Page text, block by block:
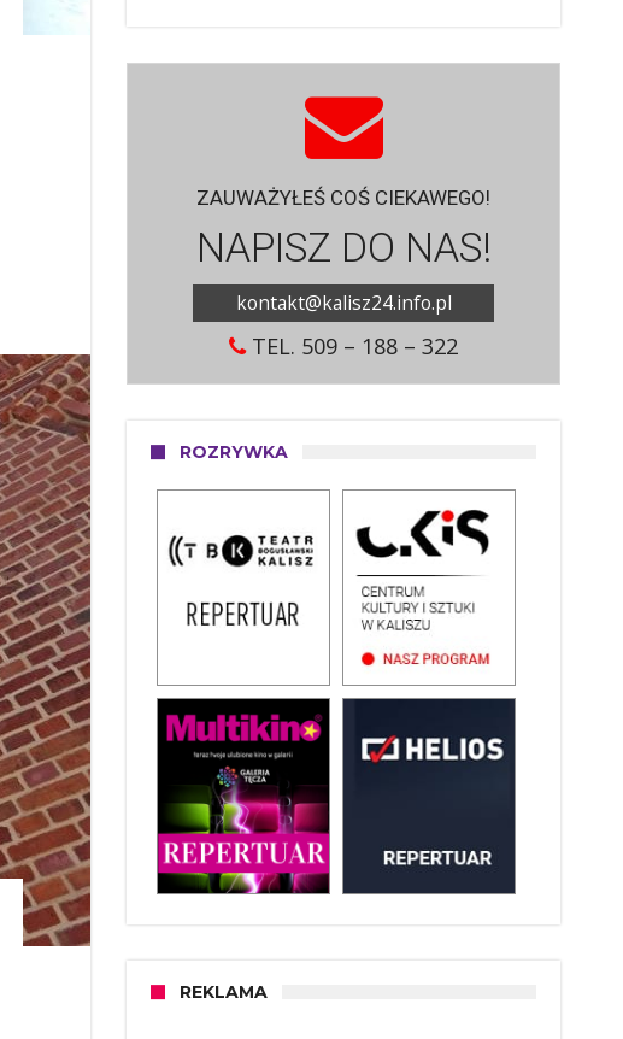
ZAUWAŻYŁEŚ COŚ CIEKAWEGO!
NAPISZ DO NAS!
kontakt@kalisz24.info.pl
TEL. 509 – 188 – 322
ROZRYWKA
REKLAMA